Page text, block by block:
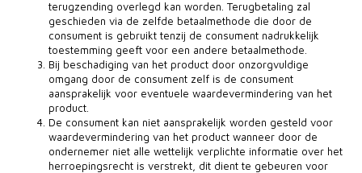
terugzending overlegd kan worden. Terugbetaling zal
geschieden via de zelfde betaalmethode die door de
consument is gebruikt tenzij de consument nadrukkelijk
toestemming geeft voor een andere betaalmethode.
Bij beschadiging van het product door onzorgvuldige
omgang door de consument zelf is de consument
aansprakelijk voor eventuele waardevermindering van het
product.
De consument kan niet aansprakelijk worden gesteld voor
waardevermindering van het product wanneer door de
ondernemer niet alle wettelijk verplichte informatie over het
herroepingsrecht is verstrekt, dit dient te gebeuren voor